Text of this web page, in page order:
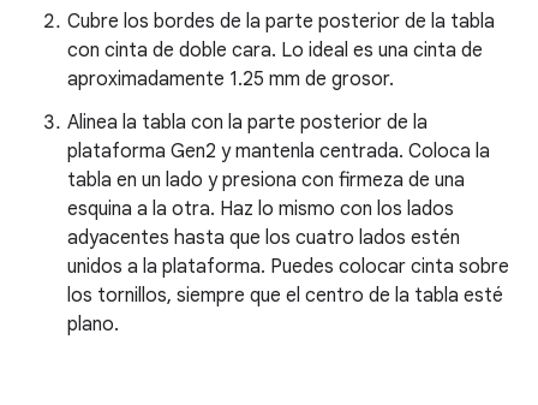
Cubre los bordes de la parte posterior de la tabla
con cinta de doble cara. Lo ideal es una cinta de
aproximadamente 1.25 mm de grosor.
Alinea la tabla con la parte posterior de la
plataforma Gen2 y mantenla centrada. Coloca la
tabla en un lado y presiona con firmeza de una
esquina a la otra. Haz lo mismo con los lados
adyacentes hasta que los cuatro lados estén
unidos a la plataforma. Puedes colocar cinta sobre
los tornillos, siempre que el centro de la tabla esté
plano.